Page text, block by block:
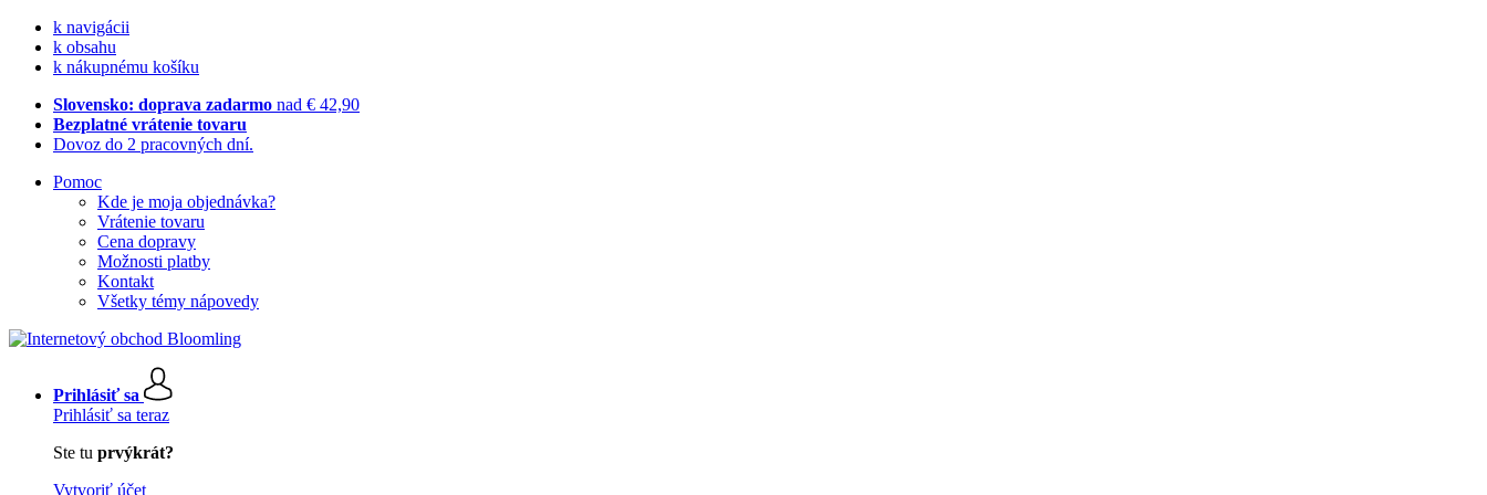
k navigácii
k obsahu
k nákupnému košíku
Slovensko: doprava zadarmo nad € 42,90
Bezplatné vrátenie tovaru
Dovoz do 2 pracovných dní.
Pomoc
Kde je moja objednávka?
Vrátenie tovaru
Cena dopravy
Možnosti platby
Kontakt
Všetky témy nápovedy
Prihlásiť sa
Prihlásiť sa teraz
Ste tu prvýkrát?
Vytvoriť účet